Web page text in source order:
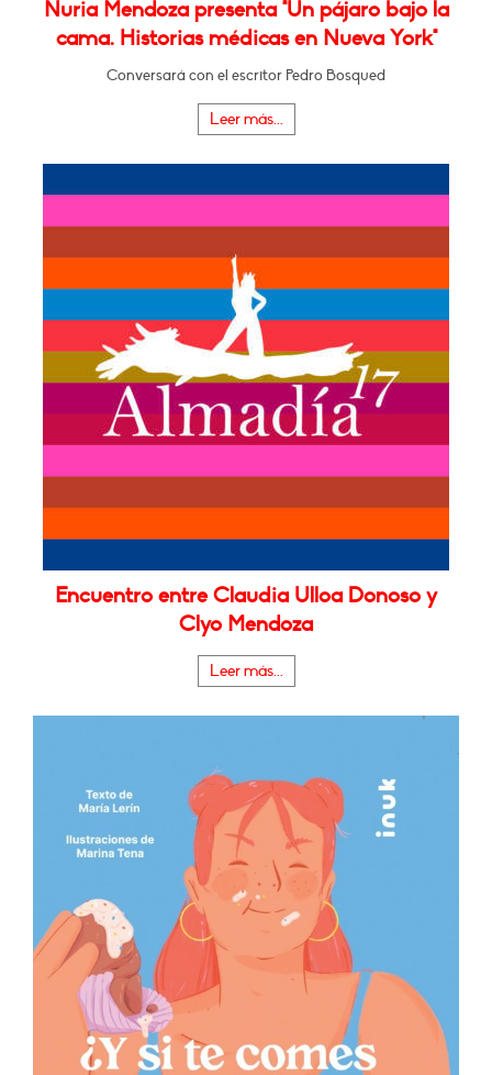
Nuria Mendoza presenta "Un pájaro bajo la
cama. Historias médicas en Nueva York"
Conversará con el escritor Pedro Bosqued
Leer más...
Encuentro entre Claudia Ulloa Donoso y
Clyo Mendoza
Leer más...